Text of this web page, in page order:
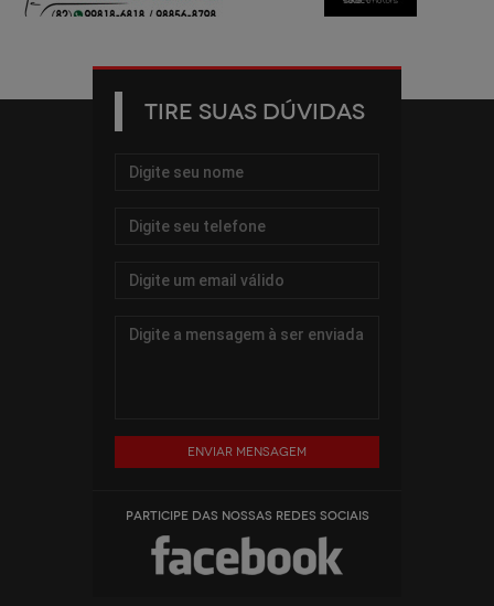
TIRE SUAS DÚVIDAS
Enviar mensagem
PARTICIPE DAS NOSSAS REDES SOCIAIS